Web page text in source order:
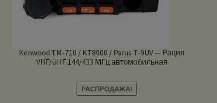
Kenwood TM-710 / KT8900 / Parus T-9UV — Рация
VHF/UHF 144/433 МГц автомобильная
РАСПРОДАЖА!